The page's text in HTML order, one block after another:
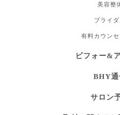
美容整
ブライ
有料カウン
ビフォー&
BHY通
サロン